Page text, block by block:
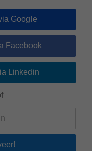
Google
Facebook
Linkedin